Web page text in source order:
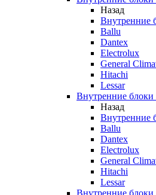
Назад
Внутренние
Ballu
Dantex
Electrolux
General
Hitachi
Lessar
Внутренние блоки
Назад
Внутренние
Ballu
Dantex
Electrolux
General
Hitachi
Lessar
Внутренние блоки